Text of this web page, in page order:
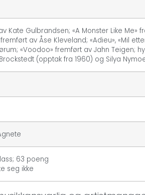
Kate Gulbrandsen; «A Monster Like
av Åse Kleveland; «Adieu», «Mil
«Voodoo» fremført av Jahn Teigen;
(opptak fra 1960) og Silya
63 poeng
seg ikke